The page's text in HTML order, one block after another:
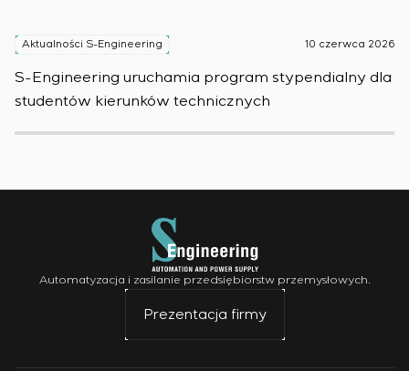
Aktualności S-Engineering 10 czerwca 2026
S-Engineering uruchamia program stypendialny dla
studentów kierunków technicznych
Automatyzacja i zasilanie przedsiębiorstw przemysłowych.
Prezentacja firmy